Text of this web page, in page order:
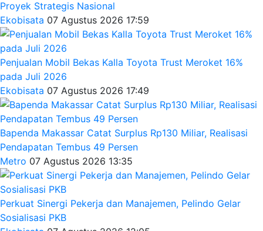
Proyek Strategis Nasional
Ekobisata 07 Agustus 2026 17:59
Penjualan Mobil Bekas Kalla Toyota Trust Meroket 16%
pada Juli 2026
Ekobisata 07 Agustus 2026 17:49
Bapenda Makassar Catat Surplus Rp130 Miliar, Realisasi
Pendapatan Tembus 49 Persen
Metro 07 Agustus 2026 13:35
Perkuat Sinergi Pekerja dan Manajemen, Pelindo Gelar
Sosialisasi PKB